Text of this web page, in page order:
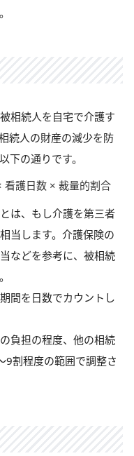
相続人を自宅で介護す
続人の財産の減少を防
下の通りです。
看護日数 × 裁量的割合
は、もし介護を第三者
当します。介護保険の
などを参考に、被相続
間を日数でカウントし
負担の程度、他の相続
9割程度の範囲で調整さ